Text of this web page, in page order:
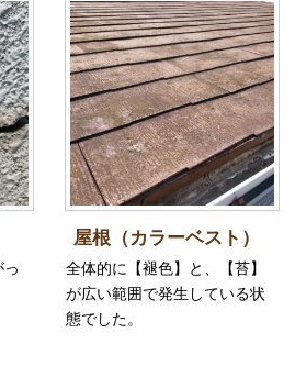
っ
屋根（カラーベスト）
全体的に【褪色】と、【苔】
が広い範囲で発生している状
態でした。